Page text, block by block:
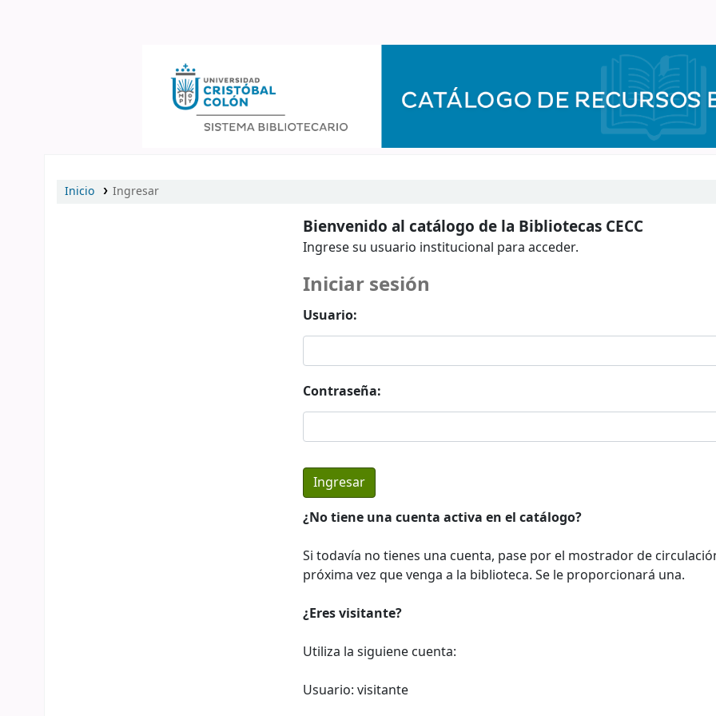
Inicio Ingresar
Bienvenido al catálogo de la Bibliotecas CECC
Ingrese su usuario institucional para acceder.
Iniciar sesión
Usuario:
Contraseña:
¿No tiene una cuenta activa en el catálogo?
Si todavía no tienes una cuenta, pase por el mostrador de
próxima vez que venga a la biblioteca. Se le proporcionará una.
¿Eres visitante?
Utiliza la siguiene cuenta:
Usuario: visitante